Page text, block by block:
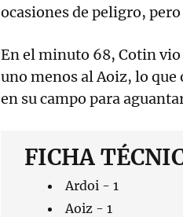
ocasiones de peligro,
En el minuto 68, Cotin
uno menos al Aoiz, lo
en su campo para
FICHA
Ardoi - 1
Aoiz - 1